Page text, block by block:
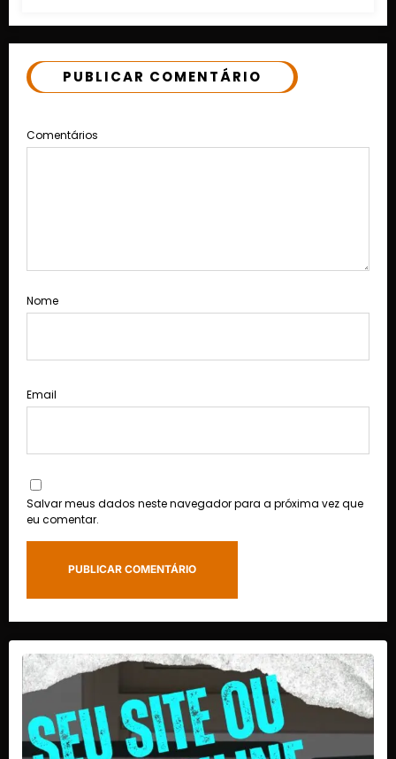
PUBLICAR COMENTÁRIO
Comentários
Nome
Email
Salvar meus dados neste navegador para a próxima vez que
eu comentar.